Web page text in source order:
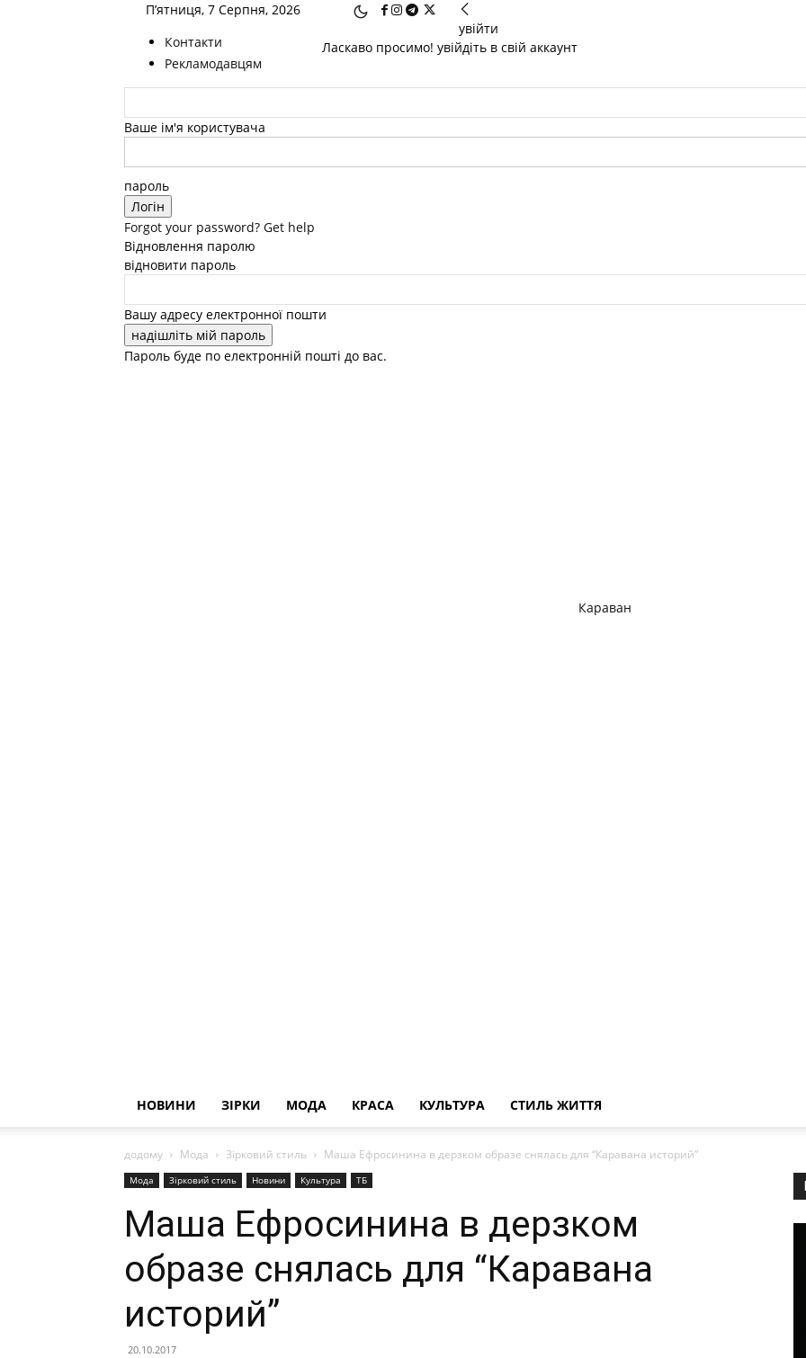
П’ятниця, 7 Серпня, 2026
Контакти
Рекламодавцям
увійти
Ласкаво просимо! увійдіть в свій аккаунт
Ваше ім'я користувача
пароль
Forgot your password? Get help
Відновлення паролю
відновити пароль
Вашу адресу електронної пошти
Пароль буде по електронній пошті до вас.
Караван
НОВИНИ ЗІРКИ МОДА КРАСА КУЛЬТУРА СТИЛЬ ЖИТТЯ
додому Мода Зірковий стиль Маша Ефросинина в дерзком образе снялась для “Каравана историй”
Мода Зірковий стиль Новини Культура ТБ
Маша Ефросинина в дерзком
образе снялась для “Каравана
историй”
20.10.2017